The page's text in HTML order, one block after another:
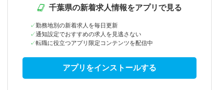
千葉県の新着求人情報をアプリで見る
勤務地別の新着求人を毎日更新
通知設定でおすすめの求人を見逃さない
転職に役立つアプリ限定コンテンツを配信中
アプリをインストールする